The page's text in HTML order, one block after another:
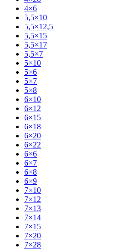
4×6
5,5×10
5,5×12,5
5,5×15
5,5×17
5,5×7
5×10
5×6
5×7
5×8
6×10
6×12
6×15
6×18
6×20
6×22
6×6
6×7
6×8
6×9
7×10
7×12
7×13
7×14
7×15
7×20
7×28